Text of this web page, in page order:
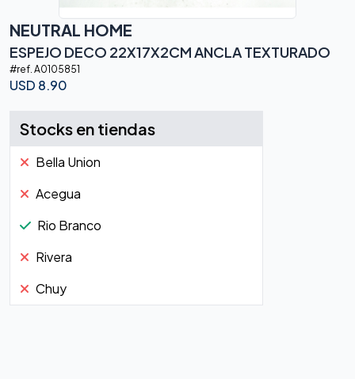
NEUTRAL HOME
ESPEJO DECO 22X17X2CM ANCLA TEXTURADO
#ref. A0105851
USD 8.90
Stocks en tiendas
Bella Union
Acegua
Rio Branco
Rivera
Chuy